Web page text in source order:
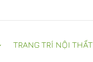
TRANG TRÍ NỘI THẤT